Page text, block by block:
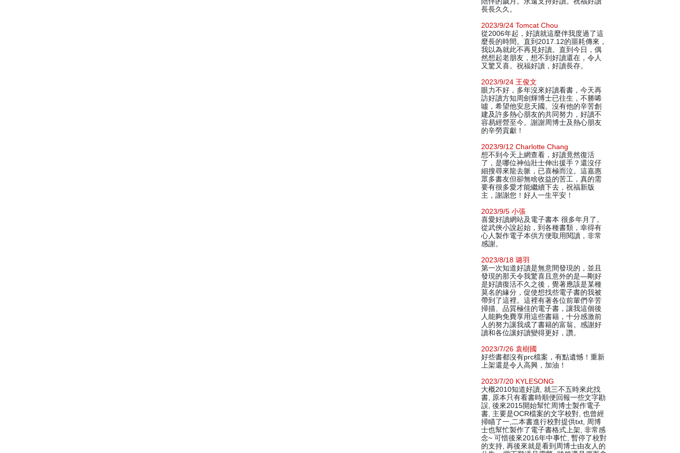
長長久久。
2023/9/24 Tomcat Chou
從2006年起，好讀就這麼伴我度過了這
麼長的時間。直到2017.12的噩耗傳來，
我以為就此不再見好讀。直到今日，偶
然想起老朋友，想不到好讀還在，令人
又驚又喜。祝福好讀，好讀長存。
2023/9/24 王俊文
眼力不好，多年沒來好讀看書，今天再
訪好讀方知周劍輝博士已往生，不勝唏
噓，希望他安息天國。沒有他的辛苦創
建及許多熱心朋友的共同努力，好讀不
容易經營至今。謝謝周博士及熱心朋友
的辛勞貢獻！
2023/9/12 Charlotte Chang
想不到今天上網查看，好讀竟然復活
了，是哪位神仙壯士伸出援手？還沒仔
細搜尋來龍去脈，已喜極而泣。這嘉惠
眾多書友但卻無啥收益的苦工，真的需
要有很多愛才能繼續下去，祝福新版
主，謝謝您！好人一生平安！
2023/9/5 小張
喜愛好讀網站及電子書本 很多年月了。
從武俠小說起始，到各種書類，幸得有
心人製作電子本供方便取用閱讀，非常
感謝。
2023/8/18 璐羽
第一次知道好讀是無意間發現的，並且
發現的那天令我驚喜且意外的是—剛好
是好讀復活不久之後，覺著應該是某種
莫名的緣分，促使想找些電子書的我被
帶到了這裡。這裡有著各位前輩們辛苦
掃描、品質極佳的電子書，讓我這個後
人能夠免費享用這些書籍，十分感激前
人的努力讓我成了書籍的富翁。感謝好
讀和各位讓好讀變得更好，讚。
2023/7/26 袁樹國
好些書都沒有prc檔案，有點遺憾！重新
上架還是令人高興，加油！
2023/7/20 KYLESONG
大概2010知道好讀, 就三不五時來此找
書, 原本只有看書時順便回報一些文字勘
誤, 後來2015開始幫忙周博士製作電子
書, 主要是OCR檔案的文字校對, 也曾經
掃瞄了一,二本書進行校對提供txt, 周博
士也幫忙製作了電子書格式上架, 非常感
念~ 可惜後來2016年中事忙, 暫停了校對
的支持, 再後來就是看到周博士由友人的